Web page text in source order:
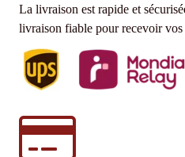
La livraison est rapide et
livraison fiable pour recevoir vos